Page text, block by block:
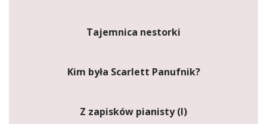
Tajemnica nestorki
Kim była Scarlett Panufnik?
Z zapisków pianisty (I)